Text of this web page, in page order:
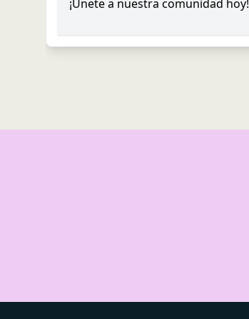
¡Únete a nuestra comunidad hoy!